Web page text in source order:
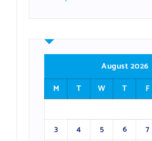
August 2026
M
T W T F
3
4 5 6 7